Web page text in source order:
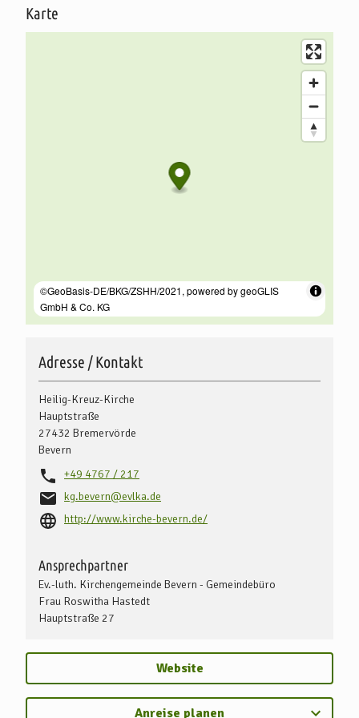
dem die Kirche erneut völlig zerstört wurde. Danach
erfolgen mehrere An- und Umbauten, auch um die
Der letzte Abbruch nebst komplettem Neubau erfolgte
Reichsmark. Erstmals wurde seinerzeit auch eine Orgel
(des Orgelbauers J. H. Röver aus Stade) in die Heilig-
Kreuz-Kirche eingebaut. Die letzte Renovierung des
Innenraums erfolgte in den Jahren 1965/66.
Die zentrale Mitte der Heilig-Kreuz-Kirche bildet heute
der in seinem ursprünglichen Aussehen wieder
sein Alter auf etwa 500 Jahre.
Karte
Adresse / Kontakt
Heilig-Kreuz-Kirche
Hauptstraße
27432 Bremervörde
Bevern
+49 4767 / 217
kg.bevern@evlka.de
http://www.kirche-bevern.de/
Ansprechpartner
Ev.-luth. Kirchengemeinde Bevern - Gemeindebüro
Frau Roswitha Hastedt
Hauptstraße 27
Website
Anreise planen